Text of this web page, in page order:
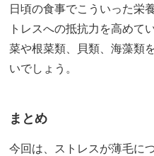
日頃の食事でこういった栄
トレスへの抵抗力を高めて
菜や根菜類、貝類、海藻類
いでしょう。
まとめ
今回は、ストレスが薄毛に